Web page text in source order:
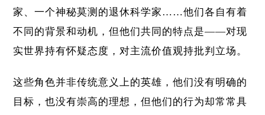
家、一个神秘莫测的退休科学家……他们各自有着
不同的背景和动机，但他们共同的特点是——对现
实世界持有怀疑态度，对主流价值观持批判立场。
这些角色并非传统意义上的英雄，他们没有明确的
目标，也没有崇高的理想，但他们的行为却常常具